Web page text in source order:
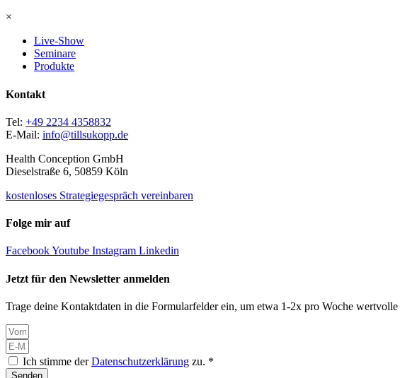
×
Live-Show
Seminare
Produkte
Kontakt
Tel: +49 2234 4358832
E-Mail: info@tillsukopp.de
Health Conception GmbH
Dieselstraße 6, 50859 Köln
kostenloses Strategiegespräch vereinbaren
Folge mir auf
FacebookYoutube Instagram Linkedin
Jetzt für den Newsletter anmelden
Trage deine Kontaktdaten in die Formularfelder ein, um etwa 1-2x pro Woche
Ich stimme derDatenschutzerklärung zu. *
Senden